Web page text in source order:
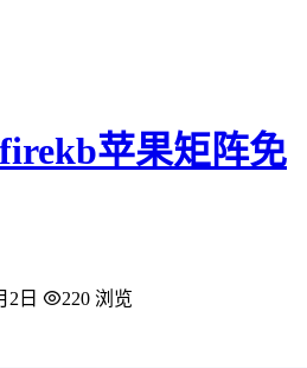
苹果矩阵免
2日
220 浏览